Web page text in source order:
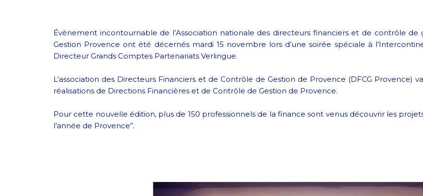
Évènement incontournable de l’Association nationale des directeurs financiers et de contrôle de
Gestion Provence ont été décernés mardi 15 novembre lors d’une soirée spéciale à
Directeur Grands Comptes Partenariats Verlingue.
L’association des Directeurs Financiers et de Contrôle de Gestion de Provence (DFCG Provence)
réalisations de Directions Financières et de Contrôle de Gestion de Provence.
Pour cette nouvelle édition, plus de 150 professionnels de la finance sont venus découvrir les
l’année de Provence”.